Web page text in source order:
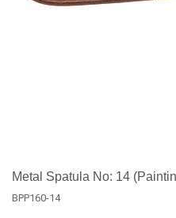
Metal Spatula No: 14
BPP160-14